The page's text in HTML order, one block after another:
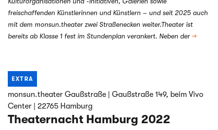
freischaffenden Künstlerinnen und Künstlern – und seit 2025 auch
mit dem monsun.theater zwei Straßenecken weiter.Theater ist
bereits ab Klasse 1 fest im Stundenplan verankert. Neben der→
EXTRA
monsun.theater Gaußstraße | Gaußstraße 149, beim Vivo
Center | 22765 Hamburg
Theaternacht Hamburg 2022